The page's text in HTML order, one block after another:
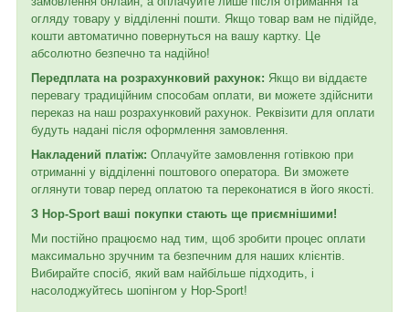
огляду товару у відділенні пошти. Якщо товар вам не підійде,
кошти автоматично повернуться на вашу картку. Це
абсолютно безпечно та надійно!
Передплата на розрахунковий рахунок: Якщо ви віддаєте
перевагу традиційним способам оплати, ви можете здійснити
переказ на наш розрахунковий рахунок. Реквізити для оплати
будуть надані після оформлення замовлення.
Накладений платіж: Оплачуйте замовлення готівкою при
отриманні у відділенні поштового оператора. Ви зможете
оглянути товар перед оплатою та переконатися в його якості.
З Hop-Sport ваші покупки стають ще приємнішими!
Ми постійно працюємо над тим, щоб зробити процес оплати
максимально зручним та безпечним для наших клієнтів.
Вибирайте спосіб, який вам найбільше підходить, і
насолоджуйтесь шопінгом у Hop-Sport!